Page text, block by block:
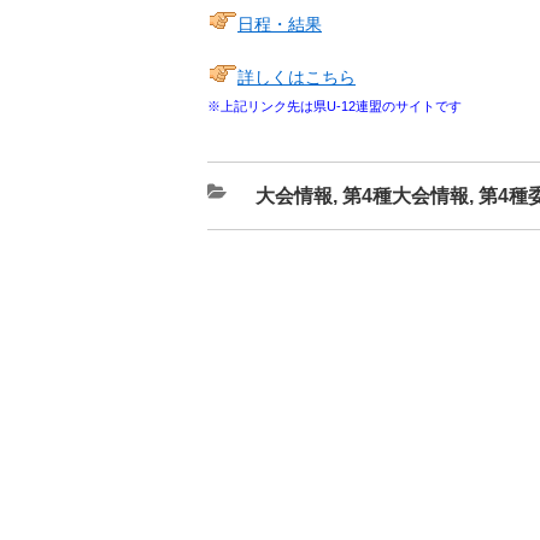
日程・結果
詳しくはこちら
※上記リンク先は県U-12連盟のサイトです
カ
テ
大会情報, 第4種大会情報, 第4種